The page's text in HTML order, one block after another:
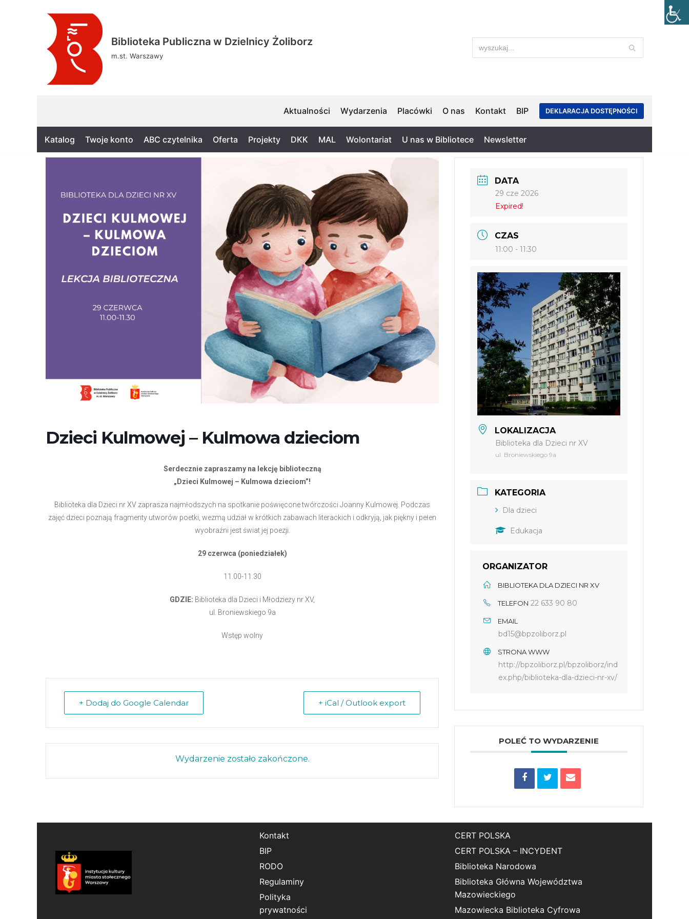
Biblioteka Publiczna w Dzielnicy Żoliborz
m.st. Warszawy
Aktualności Wydarzenia Placówki O nas Kontakt BIP DEKLARACJA DOSTĘPNOŚCI
Katalog Twoje konto ABC czytelnika Oferta Projekty DKK MAL Wolontariat U nas w Bibliotece Newsletter
Dzieci Kulmowej – Kulmowa dzieciom
Serdecznie zapraszamy na lekcję biblioteczną
„Dzieci Kulmowej – Kulmowa dzieciom”!
Biblioteka dla Dzieci nr XV zaprasza najmłodszych na spotkanie poświęcone twórczości Joanny Kulmowej. Podczas
zajęć dzieci poznają fragmenty utworów poetki, wezmą udział w krótkich zabawach literackich i odkryją, jak piękny i pełen
wyobraźni jest świat jej poezji.
29 czerwca (poniedziałek)
11.00-11.30
GDZIE: Biblioteka dla Dzieci i Młodzieży nr XV,
ul. Broniewskiego 9a
Wstęp wolny
+ Dodaj do Google Calendar + iCal / Outlook export
Wydarzenie zostało zakończone.
DATA
29 cze 2026
Expired!
CZAS
11:00 - 11:30
LOKALIZACJA
Biblioteka dla Dzieci nr XV
ul. Broniewskiego 9a
KATEGORIA
Dla dzieci
Edukacja
ORGANIZATOR
BIBLIOTEKA DLA DZIECI NR XV
TELEFON 22 633 90 80
EMAIL
bd15@bpzoliborz.pl
STRONA WWW
http://bpzoliborz.pl/bpzoliborz/ind
ex.php/biblioteka-dla-dzieci-nr-xv/
POLEĆ TO WYDARZENIE
Kontakt
BIP
RODO
Regulaminy
Polityka
prywatności
CERT POLSKA
CERT POLSKA – INCYDENT
Biblioteka Narodowa
Biblioteka Główna Województwa
Mazowieckiego
Mazowiecka Biblioteka Cyfrowa